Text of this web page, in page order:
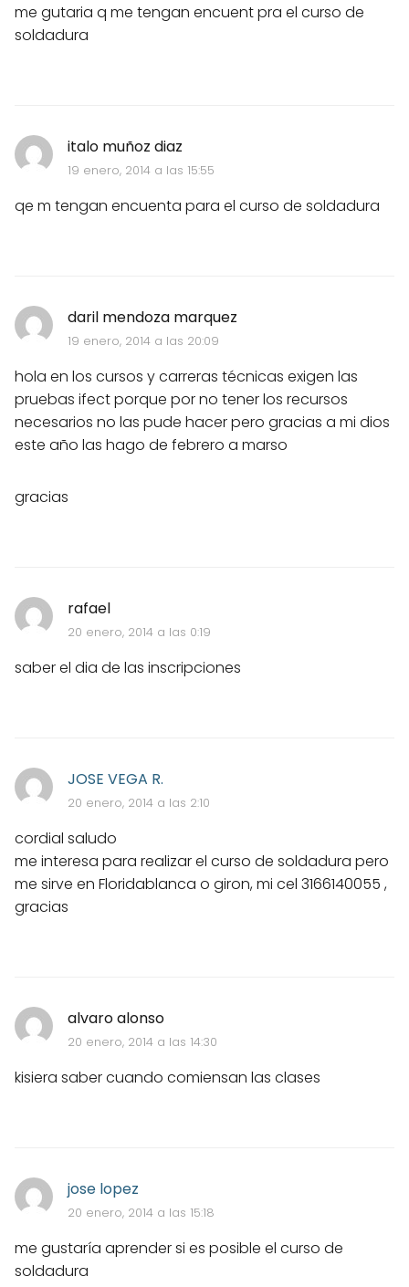
me gutaria q me tengan encuent pra el curso de
soldadura
italo muñoz diaz
19 enero, 2014 a las 15:55
qe m tengan encuenta para el curso de soldadura
daril mendoza marquez
19 enero, 2014 a las 20:09
hola en los cursos y carreras técnicas exigen las
pruebas ifect porque por no tener los recursos
necesarios no las pude hacer pero gracias a mi dios
este año las hago de febrero a marso
gracias
rafael
20 enero, 2014 a las 0:19
saber el dia de las inscripciones
JOSE VEGA R.
20 enero, 2014 a las 2:10
cordial saludo
me interesa para realizar el curso de soldadura pero
me sirve en Floridablanca o giron, mi cel 3166140055 ,
gracias
alvaro alonso
20 enero, 2014 a las 14:30
kisiera saber cuando comiensan las clases
jose lopez
20 enero, 2014 a las 15:18
me gustaría aprender si es posible el curso de
soldadura